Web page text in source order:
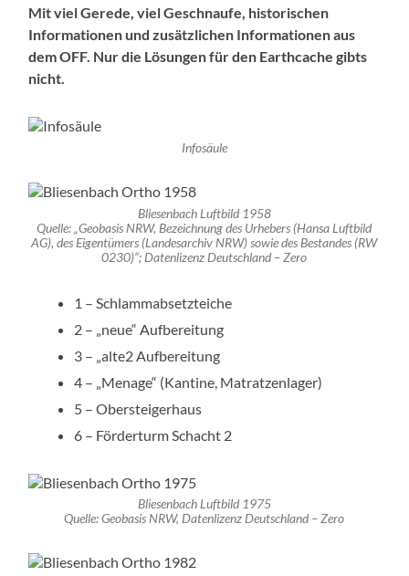
Mit viel Gerede, viel Geschnaufe, historischen
Informationen und zusätzlichen Informationen aus
dem OFF. Nur die Lösungen für den Earthcache gibts
nicht.
Infosäule
Bliesenbach Luftbild 1958
Quelle: „Geobasis NRW, Bezeichnung des Urhebers (Hansa Luftbild
AG), des Eigentümers (Landesarchiv NRW) sowie des Bestandes (RW
0230)“; Datenlizenz Deutschland – Zero
1 – Schlammabsetzteiche
2 – „neue“ Aufbereitung
3 – „alte2 Aufbereitung
4 – „Menage“ (Kantine, Matratzenlager)
5 – Obersteigerhaus
6 – Förderturm Schacht 2
Bliesenbach Luftbild 1975
Quelle: Geobasis NRW, Datenlizenz Deutschland – Zero